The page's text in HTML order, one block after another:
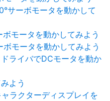
サーボモータを動かして
モータを動かしてみよう
モータを動かしてみよう
ライバでDCモータを動か
よう
ラクターディスプレイを